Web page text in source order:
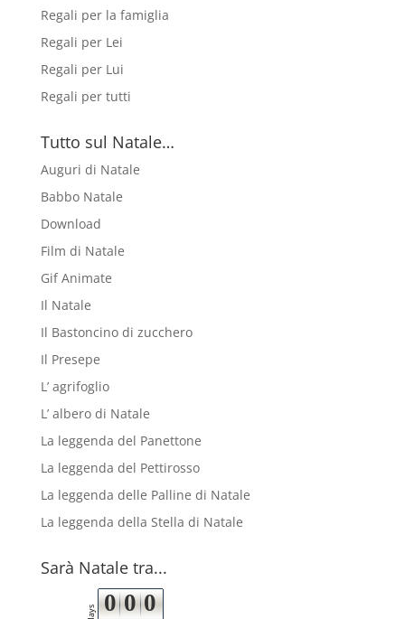
Regali per la famiglia
Regali per Lei
Regali per Lui
Regali per tutti
Tutto sul Natale…
Auguri di Natale
Babbo Natale
Download
Film di Natale
Gif Animate
Il Natale
Il Bastoncino di zucchero
Il Presepe
L’ agrifoglio
L’ albero di Natale
La leggenda del Panettone
La leggenda del Pettirosso
La leggenda delle Palline di Natale
La leggenda della Stella di Natale
Sarà Natale tra...
days 0 0 0